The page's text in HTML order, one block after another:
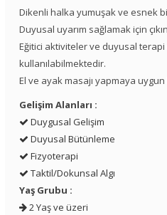
Dikenli halka yumuşak ve esnek
Duyusal uyarım sağlamak için
Eğitici aktiviteler ve duyusal terapi
kullanılabilmektedir.
El ve ayak masajı yapmaya
Gelişim Alanları :
Duygusal Gelişim
Duyusal Bütünleme
Fizyoterapi
Taktil/Dokunsal Algı
Yaş Grubu :
2 Yaş ve üzeri